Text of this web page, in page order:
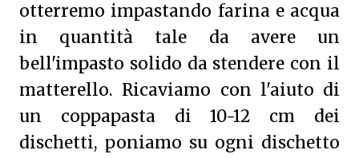
otterremo impastando farina e acqua
in quantità tale da avere un
bell'impasto solido da stendere con il
matterello. Ricaviamo con l'aiuto di
un coppapasta di 10-12 cm dei
dischetti, poniamo su ogni dischetto